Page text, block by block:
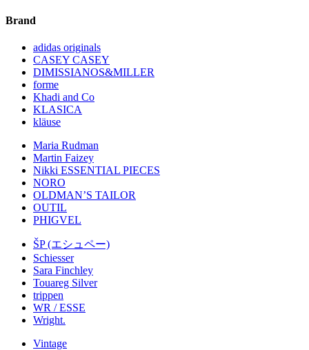
Brand
adidas originals
CASEY CASEY
DIMISSIANOS&MILLER
forme
Khadi and Co
KLASICA
kläuse
Maria Rudman
Martin Faizey
Nikki ESSENTIAL PIECES
NORO
OLDMAN’S TAILOR
OUTIL
PHIGVEL
ŠP (エシュペー)
Schiesser
Sara Finchley
Touareg Silver
trippen
WR / ESSE
Wright.
Vintage